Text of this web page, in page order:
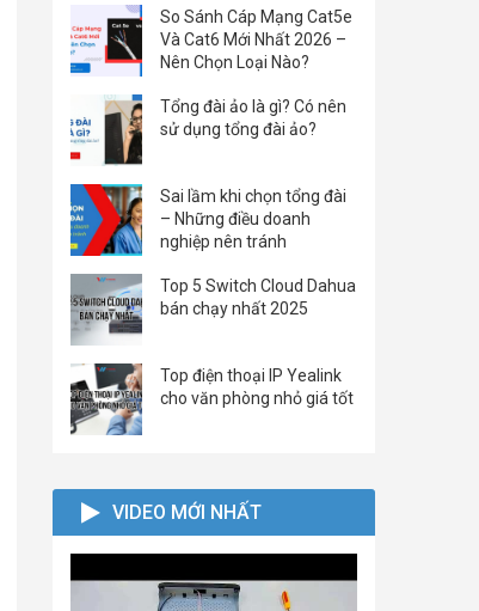
So Sánh Cáp Mạng Cat5e
Và Cat6 Mới Nhất 2026 –
Nên Chọn Loại Nào?
Tổng đài ảo là gì? Có nên
sử dụng tổng đài ảo?
Sai lầm khi chọn tổng đài
– Những điều doanh
nghiệp nên tránh
Top 5 Switch Cloud Dahua
bán chạy nhất 2025
Top điện thoại IP Yealink
cho văn phòng nhỏ giá tốt
VIDEO MỚI NHẤT